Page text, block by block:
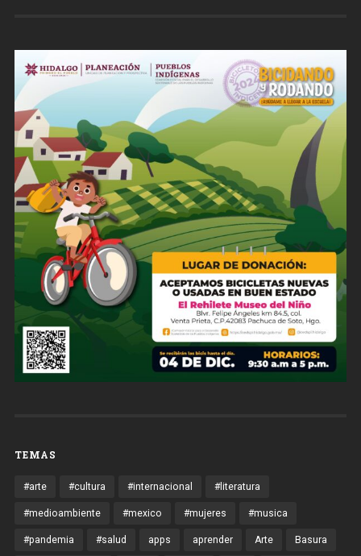
TEMAS
#arte #cultura #internacional #literatura
#medioambiente #mexico #mujeres #musica
#pandemia #salud apps aprender Arte Basura